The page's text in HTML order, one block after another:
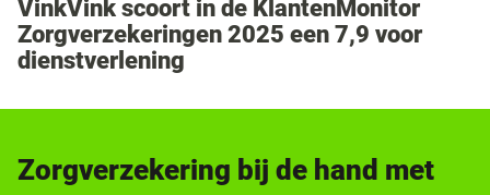
VinkVink scoort in de KlantenMonitor
Zorgverzekeringen 2025 een 7,9 voor
dienstverlening
Zorgverzekering bij de hand met